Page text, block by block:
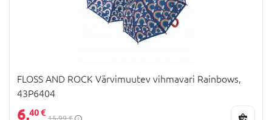
FLOSS AND ROCK Värvimuutev vihmavari Rainbows,
43P6404
6,40 €
15,99 €